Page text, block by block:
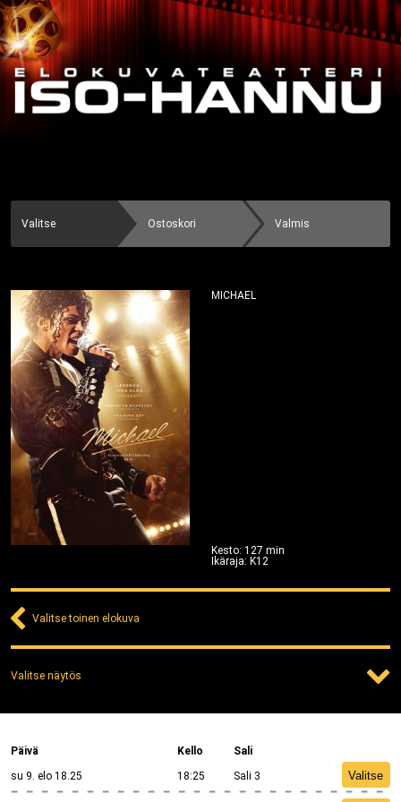
Valitse Ostoskori Valmis
MICHAEL
Kesto: 127 min
Ikäraja: K12
Valitse toinen elokuva
Valitse näytös
Päivä Kello
Sali
su 9. elo 18.25
18:25 Sali 3 Valitse